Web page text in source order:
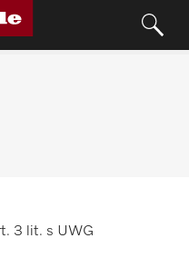
3 lit. s UWG